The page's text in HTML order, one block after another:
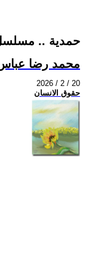
حمدية ..
محمد رضا
2026 / 2 / 20
حقوق الانسان